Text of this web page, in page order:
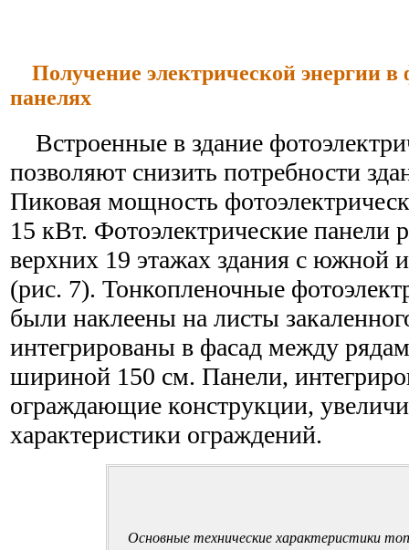
Получение электрической энергии в
панелях
Встроенные в здание
позволяют снизить потребности
Пиковая мощность
15 кВт. Фотоэлектрические панели
верхних 19 этажах здания с южной
(рис. 7). Тонкопленочные
были наклеены на листы
интегрированы в фасад между
шириной 150 см. Панели,
ограждающие конструкции,
характеристики ограждений.
Основные технические характеристики